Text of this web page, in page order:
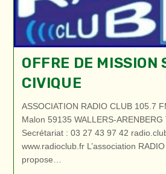
OFFRE DE MISSION
CIVIQUE
ASSOCIATION RADIO CLUB 105.7
Malon 59135 WALLERS-
Secrétariat : 03 27 43 97 42
www.radioclub.fr L’association
propose…